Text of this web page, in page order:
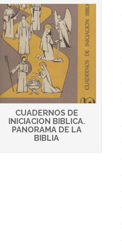
CUADERNOS DE
INICIACION BIBLICA.
PANORAMA DE LA
BIBLIA